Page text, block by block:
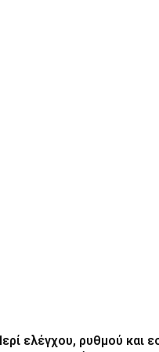
ελέγχου, ρυθμού και